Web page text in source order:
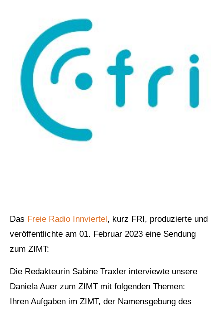
Das Freie Radio Innviertel , kurz FRI, produzierte und
veröffentlichte am 01. Februar 2023 eine Sendung
zum ZIMT:
Die Redakteurin Sabine Traxler interviewte unsere
Daniela Auer zum ZIMT mit folgenden Themen:
Ihren Aufgaben im ZIMT, der Namensgebung des